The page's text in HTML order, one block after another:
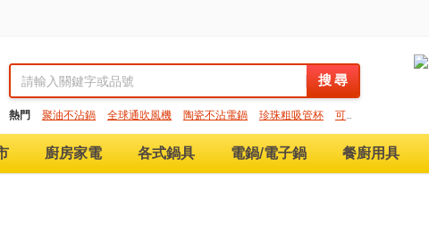
搜 尋
熱門 聚油不沾鍋 全球通吹風機 陶瓷不沾電鍋 珍珠粗吸管杯
可微
波保鮮盒
大理石不沾鍋 分隔便當盒 金鑽不沾鍋 氣炸烤箱
廚房家電 各式鍋具 電鍋/電子鍋 餐廚用具
搜 尋